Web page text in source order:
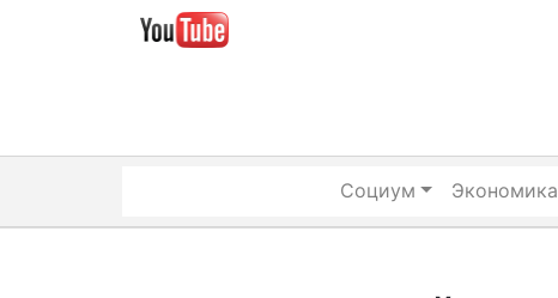
Социум Экономика